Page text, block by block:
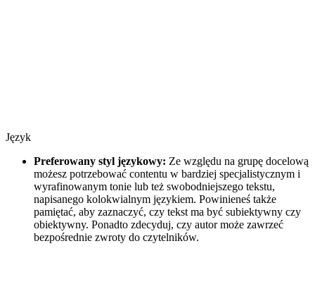
Język
Preferowany styl językowy: Ze względu na grupę docelową
możesz potrzebować contentu w bardziej specjalistycznym i
wyrafinowanym tonie lub też swobodniejszego tekstu,
napisanego kolokwialnym językiem. Powinieneś także
pamiętać, aby zaznaczyć, czy tekst ma być subiektywny czy
obiektywny. Ponadto zdecyduj, czy autor może zawrzeć
bezpośrednie zwroty do czytelników.